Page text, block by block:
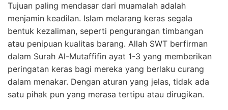
Tujuan paling mendasar dari muamalah adalah
menjamin keadilan. Islam melarang keras segala
bentuk kezaliman, seperti pengurangan timbangan
atau penipuan kualitas barang. Allah SWT berfirman
dalam Surah Al-Mutaffifin ayat 1-3 yang memberikan
peringatan keras bagi mereka yang berlaku curang
dalam menakar. Dengan aturan yang jelas, tidak ada
satu pihak pun yang merasa tertipu atau dirugikan.